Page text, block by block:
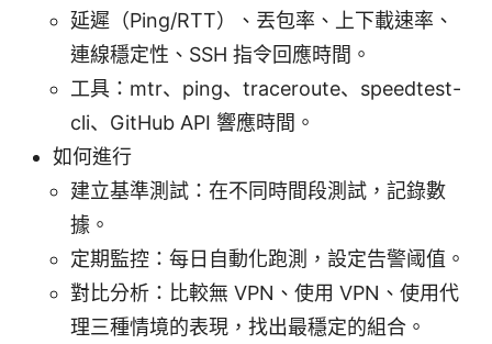
延遲（Ping/RTT）、丟包率、上下載速率、
連線穩定性、SSH 指令回應時間。
工具：mtr、ping、traceroute、speedtest-
cli、GitHub API 響應時間。
如何進行
建立基準測試：在不同時間段測試，記錄數
據。
定期監控：每日自動化跑測，設定告警阈值。
對比分析：比較無 VPN、使用 VPN、使用代
理三種情境的表現，找出最穩定的組合。